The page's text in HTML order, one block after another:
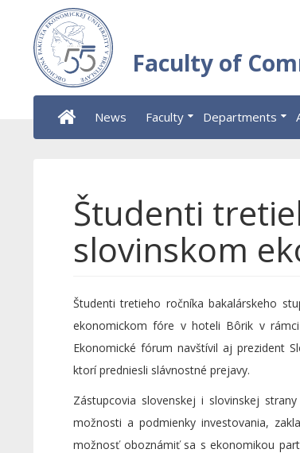
Faculty of
News Faculty Departments
Študenti
slovinskom
Študenti tretieho ročníka bakalárskeho
ekonomickom fóre v hoteli Bôrik v rámci
Ekonomické fórum navštívil aj prezident
ktorí predniesli slávnostné prejavy.
Zástupcovia slovenskej i slovinskej
možnosti a podmienky investovania,
možnosť oboznámiť sa s ekonomikou